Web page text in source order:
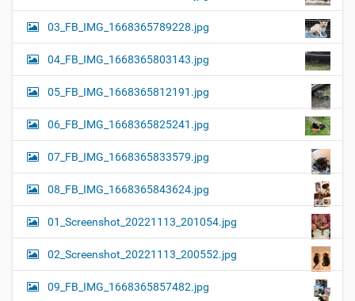
03_FB_IMG_1668365789228.jpg
04_FB_IMG_1668365803143.jpg
05_FB_IMG_1668365812191.jpg
06_FB_IMG_1668365825241.jpg
07_FB_IMG_1668365833579.jpg
08_FB_IMG_1668365843624.jpg
01_Screenshot_20221113_201054.jpg
02_Screenshot_20221113_200552.jpg
09_FB_IMG_1668365857482.jpg